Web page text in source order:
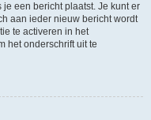
je een bericht plaatst. Je kunt er
aan ieder nieuw bericht wordt
te activeren in het
het onderschrift uit te